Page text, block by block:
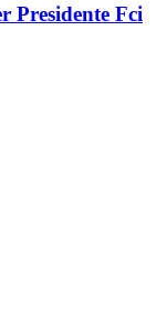
Presidente Fci